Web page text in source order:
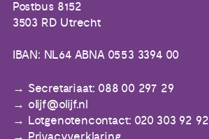
Postbus 8152
3503 RD Utrecht
IBAN: NL64 ABNA 0553 3394 00
Secretariaat: 088 00 297 29
olijf@olijf.nl
Lotgenotencontact: 020 303 92 92